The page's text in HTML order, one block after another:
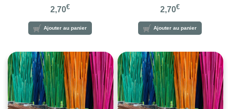
2,70€
Ajouter au panier
2,70€
Ajouter au panier